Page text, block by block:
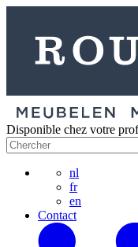
Disponible chez votre
nl
fr
en
Contact